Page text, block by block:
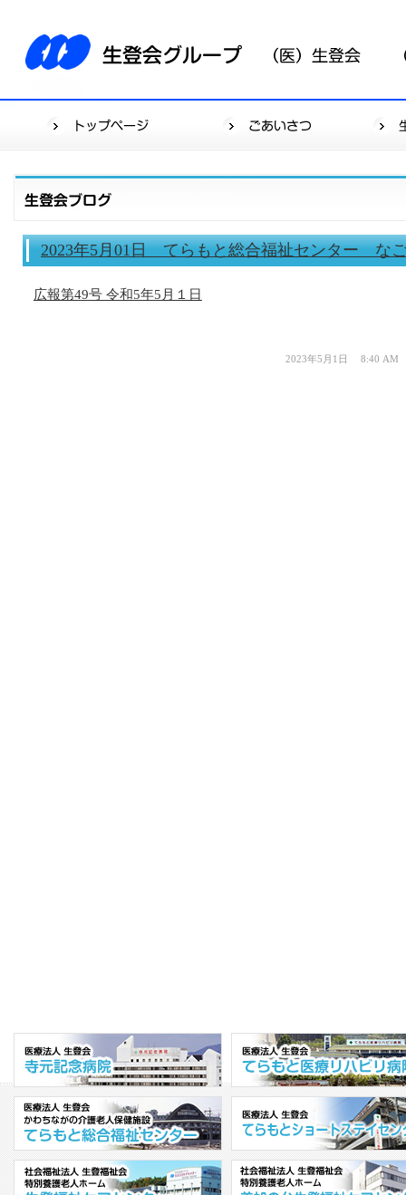
2023年5月01日 てらもと総合福祉センター な
広報第49号 令和5年5月１日
2023年5月1日 8:40 AM